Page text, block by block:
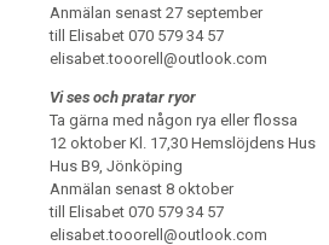
Anmälan senast 27 september
till Elisabet 070 579 34 57
elisabet.tooorell@outlook.com
Vi ses och pratar ryor
Ta gärna med någon rya eller flossa
12 oktober Kl. 17,30 Hemslöjdens Hus
Hus B9, Jönköping
Anmälan senast 8 oktober
till Elisabet 070 579 34 57
elisabet.tooorell@outlook.com